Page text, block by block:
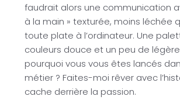
faudrait alors une communication
à la main » texturée, moins léchée
toute plate à l’ordinateur. Une
couleurs douce et un peu de
pourquoi vous vous êtes lancés
métier ? Faites-moi rêver avec
cache derrière la passion.